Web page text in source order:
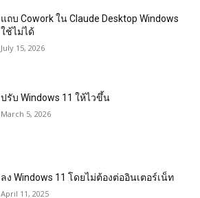
แถบ Cowork ใน Claude Desktop Windows
ใช้ไม่ได้
July 15, 2026
ปรับ Windows 11 ให้ไวขึ้น
March 5, 2026
ลง Windows 11 โดยไม่ต้องต่ออินเตอร์เน็ท
April 11, 2025